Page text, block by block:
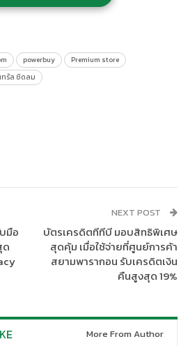
จากวันแรกจนถึงปัจจุบันเพาเวอร์บายไม่
หม่ๆ เพื่อมอบประสบการณ์การช้อปปิ้ง
ด สำหรับชิดลมเป็นโลเคชั่นโดดเด่น
นรัศมี 5 กิโลเมตร ล้อมรอบไปด้วย
ไฮเอ็น สถานทูต และอาคารสำนักงาน
กำลังซื้อสูงทั้งชาวไทย และต่างชาติที่
ไลฟ์สไตล์แบบลักชัวรี่ เราจึงได้ยก
นในลุคโมเดิร์น เรียบง่าย มีโซน
powerbuy
Premium store
ทรัล ชิดลม
มือ
ด
NEXT POST
บัตรเครดิตทีทีบี มอบสิทธิพิเศษ
สุดคุ้ม เมื่อใช้จ่ายที่ศูนย์การค้า
สยามพารากอน รับเครดิตเงิน
คืนสูงสุด 19%
More From Author